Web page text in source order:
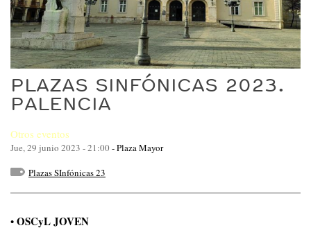
PLAZAS SINFÓNICAS 2023.
PALENCIA
Otros eventos
Jue, 29 junio 2023 - 21:00-Plaza Mayor
Plazas SInfónicas 23
• OSCyL JOVEN